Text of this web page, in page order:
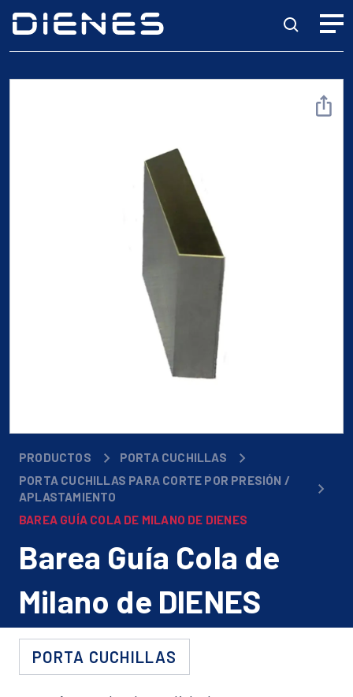
PRODUCTOS
PORTA CUCHILLAS
PORTA CUCHILLAS PARA CORTE POR PRESIÓN /
APLASTAMIENTO
BAREA GUÍA COLA DE MILANO DE DIENES
Barea Guía Cola de
Milano de DIENES
PORTA CUCHILLAS